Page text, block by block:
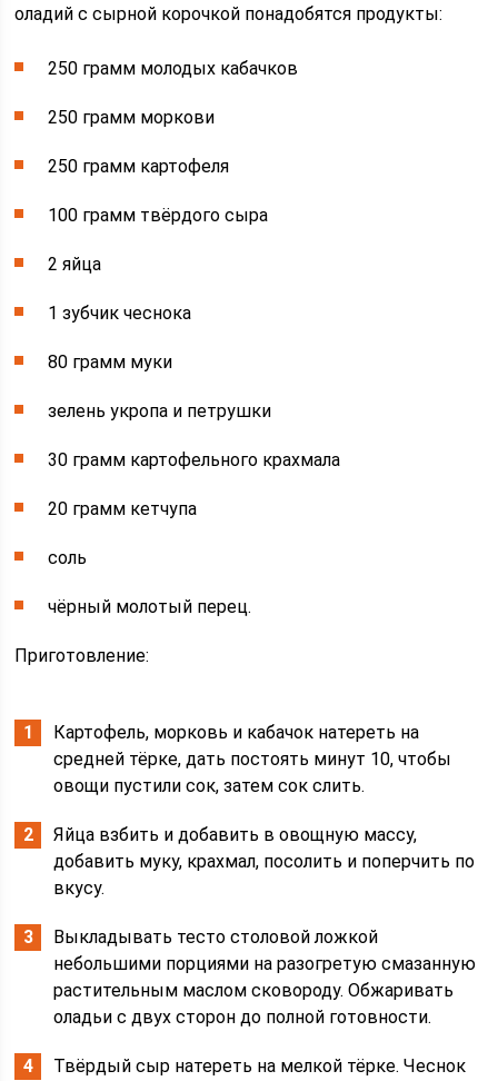
оладий с сырной корочкой понадобятся продукты:
250 грамм молодых кабачков
250 грамм моркови
250 грамм картофеля
100 грамм твёрдого сыра
2 яйца
1 зубчик чеснока
80 грамм муки
зелень укропа и петрушки
30 грамм картофельного крахмала
20 грамм кетчупа
соль
чёрный молотый перец.
Приготовление:
Картофель, морковь и кабачок натереть на
средней тёрке, дать постоять минут 10, чтобы
овощи пустили сок, затем сок слить.
Яйца взбить и добавить в овощную массу,
добавить муку, крахмал, посолить и поперчить по
вкусу.
Выкладывать тесто столовой ложкой
небольшими порциями на разогретую смазанную
растительным маслом сковороду. Обжаривать
оладьи с двух сторон до полной готовности.
Твёрдый сыр натереть на мелкой тёрке. Чеснок